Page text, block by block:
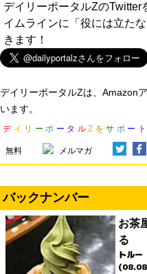
デイリーポータルZのTwitter
イムラインに「役には立た
きます！
デイリーポータルZは、Amazon
います。
デ イ リ ー ポ ー タ ル Z を サ ポ ー ト
無料 メルマガ
バックナンバー
お茶
る
トルー